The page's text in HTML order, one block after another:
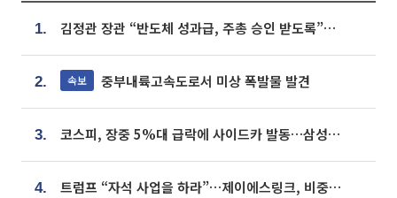
1. 김정관 장관 “반도체 성과급, 주총 승인 받도록”…상법·자본시장법 개정 시사
2. 속보 중부내륙고속도로서 미상 폭발물 발견
3. 코스피, 장중 5%대 급락에 사이드카 발동…삼성·SK 동반 폭락
4. 트럼프 “자석 사업을 하라”…제이에스링크, 비중국 영구자석 공급망 구축 속도